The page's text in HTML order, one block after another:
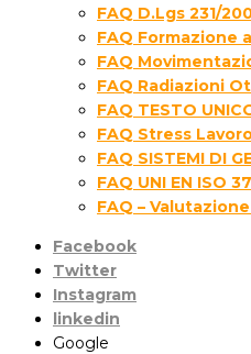
FAQ D.Lgs 231/
FAQ Formazione
FAQ
FAQ Radiazioni
FAQ TESTO
FAQ Stress
FAQ SISTEMI DI
FAQ UNI EN ISO
FAQ –
Facebook
Twitter
Instagram
linkedin
Google